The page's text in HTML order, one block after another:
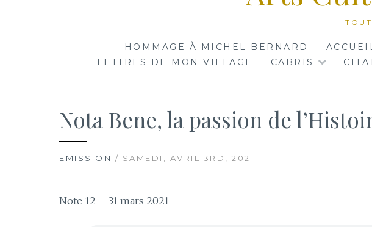
HOMMAGE À MICHEL BERNARD
LETTRES DE MON VILLAGE
CABRIS
Nota Bene, la passion de
EMISSION / SAMEDI, AVRIL 3RD, 2021
Note 12 – 31 mars 2021